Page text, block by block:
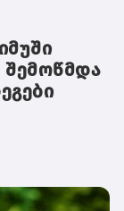
შემოწმდა